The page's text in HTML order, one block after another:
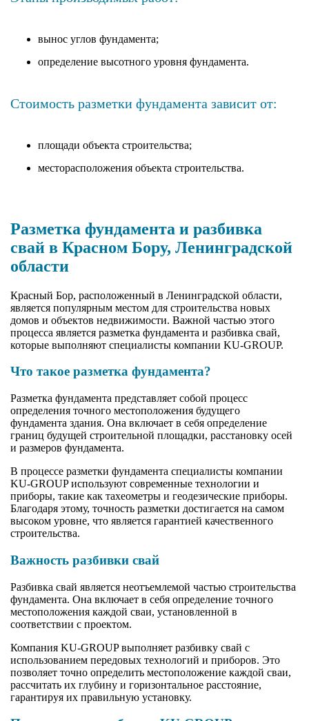
вынос углов фундамента;
определение высотного уровня фундамента.
Стоимость разметки фундамента зависит от:
площади объекта строительства;
месторасположения объекта строительства.
Разметка фундамента и разбивка
свай в Красном Бору, Ленинградской
области
Красный Бор, расположенный в Ленинградской области,
является популярным местом для строительства новых
домов и объектов недвижимости. Важной частью этого
процесса является разметка фундамента и разбивка свай,
которые выполняют специалисты компании KU-GROUP.
Что такое разметка фундамента?
Разметка фундамента представляет собой процесс
определения точного местоположения будущего
фундамента здания. Она включает в себя определение
границ будущей строительной площадки, расстановку осей
и размеров фундамента.
В процессе разметки фундамента специалисты компании
KU-GROUP используют современные технологии и
приборы, такие как тахеометры и геодезические приборы.
Благодаря этому, точность разметки достигается на самом
высоком уровне, что является гарантией качественного
строительства.
Важность разбивки свай
Разбивка свай является неотъемлемой частью строительства
фундамента. Она включает в себя определение точного
местоположения каждой сваи, установленной в
соответствии с проектом.
Компания KU-GROUP выполняет разбивку свай с
использованием передовых технологий и приборов. Это
позволяет точно определить местоположение каждой сваи,
рассчитать их глубину и горизонтальное расстояние,
гарантируя их правильную установку.